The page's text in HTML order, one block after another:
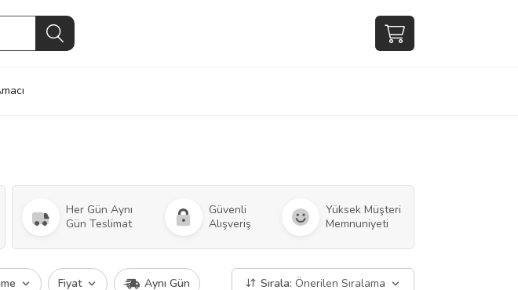
Her Gün Aynı
Gün Teslimat
Güvenli
Alışveriş
Yüksek Müşteri
Memnuniyeti
Fiyat Aynı Gün Sırala: Önerilen Sıralama